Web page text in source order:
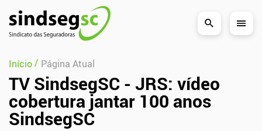
Pular Navegação (s)
Início/ Página Atual
TV SindsegSC - JRS: vídeo
cobertura jantar 100 anos
SindsegSC